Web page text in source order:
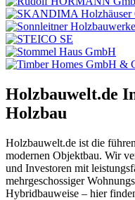
Holzbauwelt.de
Holzbau
Holzbauwelt.de ist die
modernen Objektbau. Wir
und Investoren mit
mehrgeschossiger
Hybridbauweise – hier